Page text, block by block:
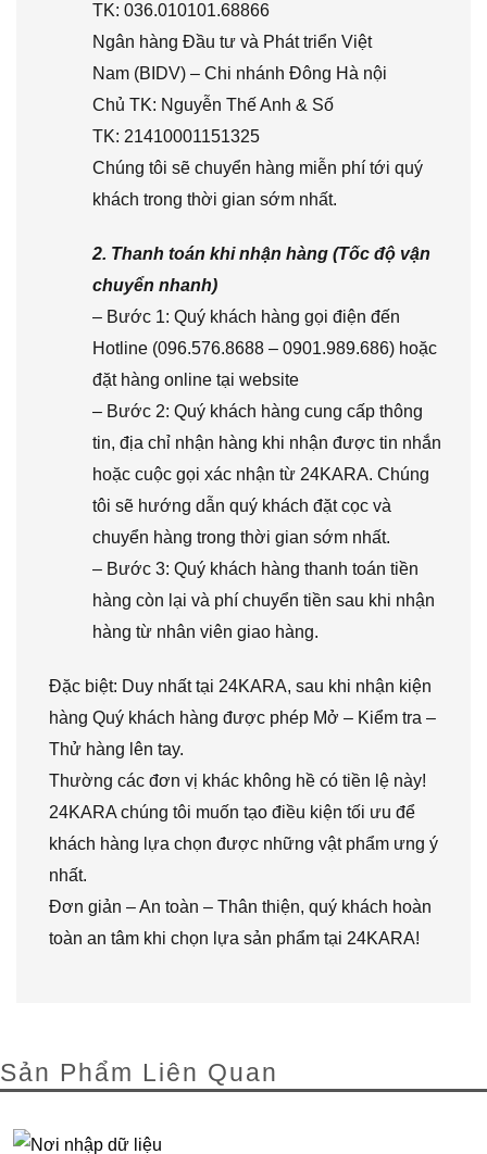
TK: 036.010101.68866
Ngân hàng Đầu tư và Phát triển Việt
Nam (BIDV) – Chi nhánh Đông Hà nội
Chủ TK: Nguyễn Thế Anh & Số
TK: 21410001151325
Chúng tôi sẽ chuyển hàng miễn phí tới quý
khách trong thời gian sớm nhất.
2. Thanh toán khi nhận hàng (Tốc độ vận
chuyển nhanh)
– Bước 1: Quý khách hàng gọi điện đến
Hotline (096.576.8688 – 0901.989.686) hoặc
đặt hàng online tại website
– Bước 2: Quý khách hàng cung cấp thông
tin, địa chỉ nhận hàng khi nhận được tin nhắn
hoặc cuộc gọi xác nhận từ 24KARA. Chúng
tôi sẽ hướng dẫn quý khách đặt cọc và
chuyển hàng trong thời gian sớm nhất.
– Bước 3: Quý khách hàng thanh toán tiền
hàng còn lại và phí chuyển tiền sau khi nhận
hàng từ nhân viên giao hàng.
Đặc biệt: Duy nhất tại 24KARA, sau khi nhận kiện
hàng Quý khách hàng được phép Mở – Kiểm tra –
Thử hàng lên tay.
Thường các đơn vị khác không hề có tiền lệ này!
24KARA chúng tôi muốn tạo điều kiện tối ưu để
khách hàng lựa chọn được những vật phẩm ưng ý
nhất.
Đơn giản – An toàn – Thân thiện, quý khách hoàn
toàn an tâm khi chọn lựa sản phẩm tại 24KARA!
Sản Phẩm Liên Quan